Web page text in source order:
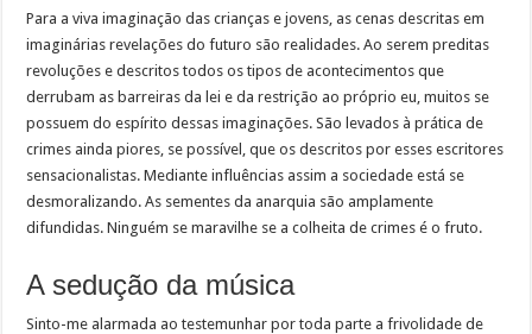
Para a viva imaginação das crianças e jovens, as cenas descritas em
imaginárias revelações do futuro são realidades. Ao serem preditas
revoluções e descritos todos os tipos de acontecimentos que
derrubam as barreiras da lei e da restrição ao próprio eu, muitos se
possuem do espírito dessas imaginações. São levados à prática de
crimes ainda piores, se possível, que os descritos por esses escritores
sensacionalistas. Mediante influências assim a sociedade está se
desmoralizando. As sementes da anarquia são amplamente
difundidas. Ninguém se maravilhe se a colheita de crimes é o fruto.
A sedução da música
Sinto-me alarmada ao testemunhar por toda parte a frivolidade de